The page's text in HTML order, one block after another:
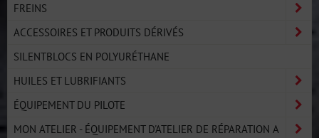
FREINS
ACCESSOIRES ET PRODUITS DÉRIVÉS
SILENTBLOCS EN POLYURÉTHANE
HUILES ET LUBRIFIANTS
ÉQUIPEMENT DU PILOTE
MON ATELIER - ÉQUIPEMENT D'ATELIER DE RÉPARATION A